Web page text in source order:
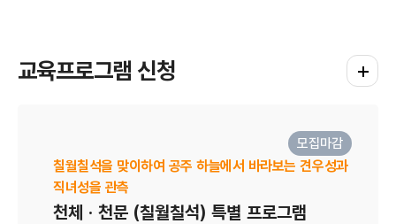
교육프로그램 신청
모집마감
칠월칠석을 맞이하여 공주 하늘에서 바라보는 견우성과
직녀성을 관측
천체 · 천문 (칠월칠석) 특별 프로그램
교육프